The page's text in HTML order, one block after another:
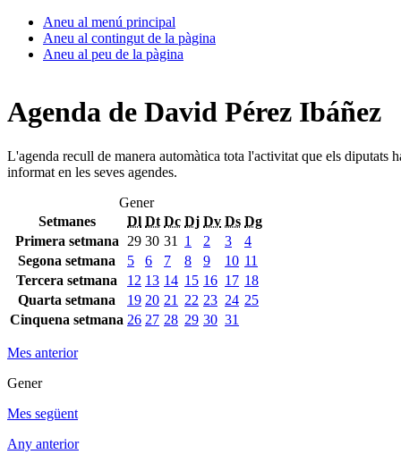
Aneu al menú principal
Aneu al contingut de la pàgina
Aneu al peu de la pàgina
Agenda de David Pérez Ibáñez
L'agenda recull de manera automàtica tota l'activitat que els diputats
informat en les seves agendes.
Gener
Setmanes
Dl Dt Dc Dj Dv Ds Dg
Primera setmana
29 30 31 1 2 3
4
Segona setmana
5 6 7 8 9 10 11
Tercera setmana
12 13 14 15 16 17 18
Quarta setmana
19 20 21 22 23 24 25
Cinquena setmana 26 27 28 29 30 31
Mes anterior
Gener
Mes següent
Any anterior